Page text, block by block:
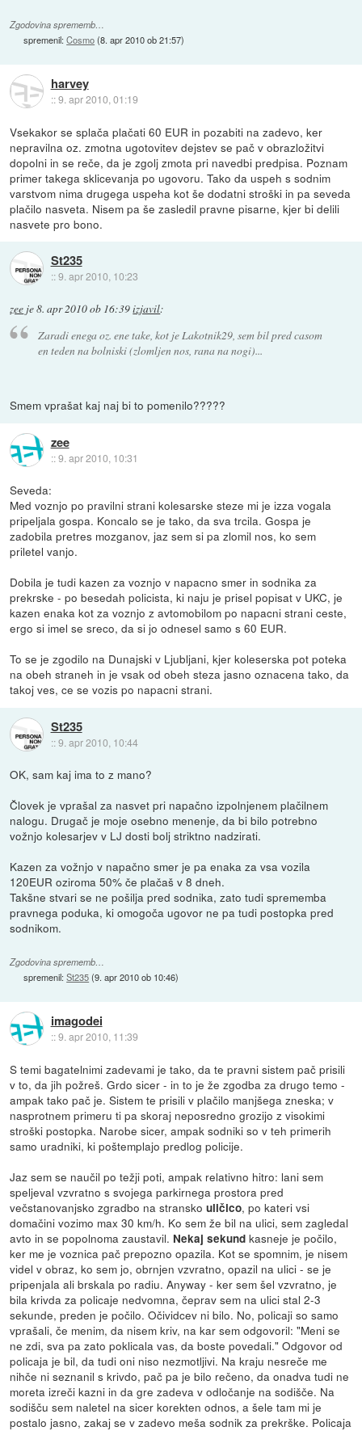
Zgodovina sprememb…
spremenil:Cosmo(8. apr 2010 ob 21:57)
harvey
::9. apr 2010, 01:19
Vsekakor se splača plačati 60 EUR in pozabiti na zadevo, ker
nepravilna oz. zmotna ugotovitev dejstev se pač v obrazložitvi
dopolni in se reče, da je zgolj zmota pri navedbi predpisa. Poznam
primer takega sklicevanja po ugovoru. Tako da uspeh s sodnim
varstvom nima drugega uspeha kot še dodatni stroški in pa seveda
plačilo nasveta. Nisem pa še zasledil pravne pisarne, kjer bi delili
nasvete pro bono.
St235
::9. apr 2010, 10:23
zee je8. apr 2010 ob 16:39izjavil:
Zaradi enega oz. ene take, kot je Lakotnik29, sem bil pred casom
en teden na bolniski (zlomljen nos, rana na nogi)...
Smem vprašat kaj naj bi to pomenilo?????
zee
::9. apr 2010, 10:31
Seveda:
Med voznjo po pravilni strani kolesarske steze mi je izza vogala
pripeljala gospa. Koncalo se je tako, da sva trcila. Gospa je
zadobila pretres mozganov, jaz sem si pa zlomil nos, ko sem
priletel vanjo.
Dobila je tudi kazen za voznjo v napacno smer in sodnika za
prekrske - po besedah policista, ki naju je prisel popisat v UKC, je
kazen enaka kot za voznjo z avtomobilom po napacni strani ceste,
ergo si imel se sreco, da si jo odnesel samo s 60 EUR.
To se je zgodilo na Dunajski v Ljubljani, kjer koleserska pot poteka
na obeh straneh in je vsak od obeh steza jasno oznacena tako, da
takoj ves, ce se vozis po napacni strani.
St235
::9. apr 2010, 10:44
OK, sam kaj ima to z mano?
Človek je vprašal za nasvet pri napačno izpolnjenem plačilnem
nalogu. Drugač je moje osebno menenje, da bi bilo potrebno
vožnjo kolesarjev v LJ dosti bolj striktno nadzirati.
Kazen za vožnjo v napačno smer je pa enaka za vsa vozila
120EUR oziroma 50% če plačaš v 8 dneh.
Takšne stvari se ne pošilja pred sodnika, zato tudi sprememba
pravnega poduka, ki omogoča ugovor ne pa tudi postopka pred
sodnikom.
Zgodovina sprememb…
spremenil:St235(9. apr 2010 ob 10:46)
imagodei
::9. apr 2010, 11:39
S temi bagatelnimi zadevami je tako, da te pravni sistem pač prisili
v to, da jih požreš. Grdo sicer - in to je že zgodba za drugo temo -
ampak tako pač je. Sistem te prisili v plačilo manjšega zneska; v
nasprotnem primeru ti pa skoraj neposredno grozijo z visokimi
stroški postopka. Narobe sicer, ampak sodniki so v teh primerih
samo uradniki, ki poštemplajo predlog policije.
Jaz sem se naučil po težji poti, ampak relativno hitro: lani sem
speljeval vzvratno s svojega parkirnega prostora pred
večstanovanjsko zgradbo na stranskouličico, po kateri vsi
domačini vozimo max 30 km/h. Ko sem že bil na ulici, sem zagledal
avto in se popolnoma zaustavil. Nekaj sekund kasneje je počilo,
ker me je voznica pač prepozno opazila. Kot se spomnim, je nisem
videl v obraz, ko sem jo, obrnjen vzvratno, opazil na ulici - se je
pripenjala ali brskala po radiu. Anyway - ker sem šel vzvratno, je
bila krivda za policaje nedvomna, čeprav sem na ulici stal 2-3
sekunde, preden je počilo. Očividcev ni bilo. No, policaji so samo
vprašali, če menim, da nisem kriv, na kar sem odgovoril: "Meni se
ne zdi, sva pa zato poklicala vas, da boste povedali." Odgovor od
policaja je bil, da tudi oni niso nezmotljivi. Na kraju nesreče me
nihče ni seznanil s krivdo, pač pa je bilo rečeno, da onadva tudi ne
moreta izreči kazni in da gre zadeva v odločanje na sodišče. Na
sodišču sem naletel na sicer korekten odnos, a šele tam mi je
postalo jasno, zakaj se v zadevo meša sodnik za prekrške. Policaja